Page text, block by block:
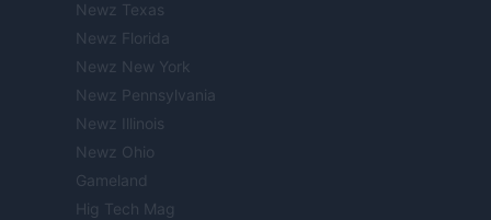
Newz Texas
Newz Florida
Newz New York
Newz Pennsylvania
Newz Illinois
Newz Ohio
Gameland
Hig Tech Mag